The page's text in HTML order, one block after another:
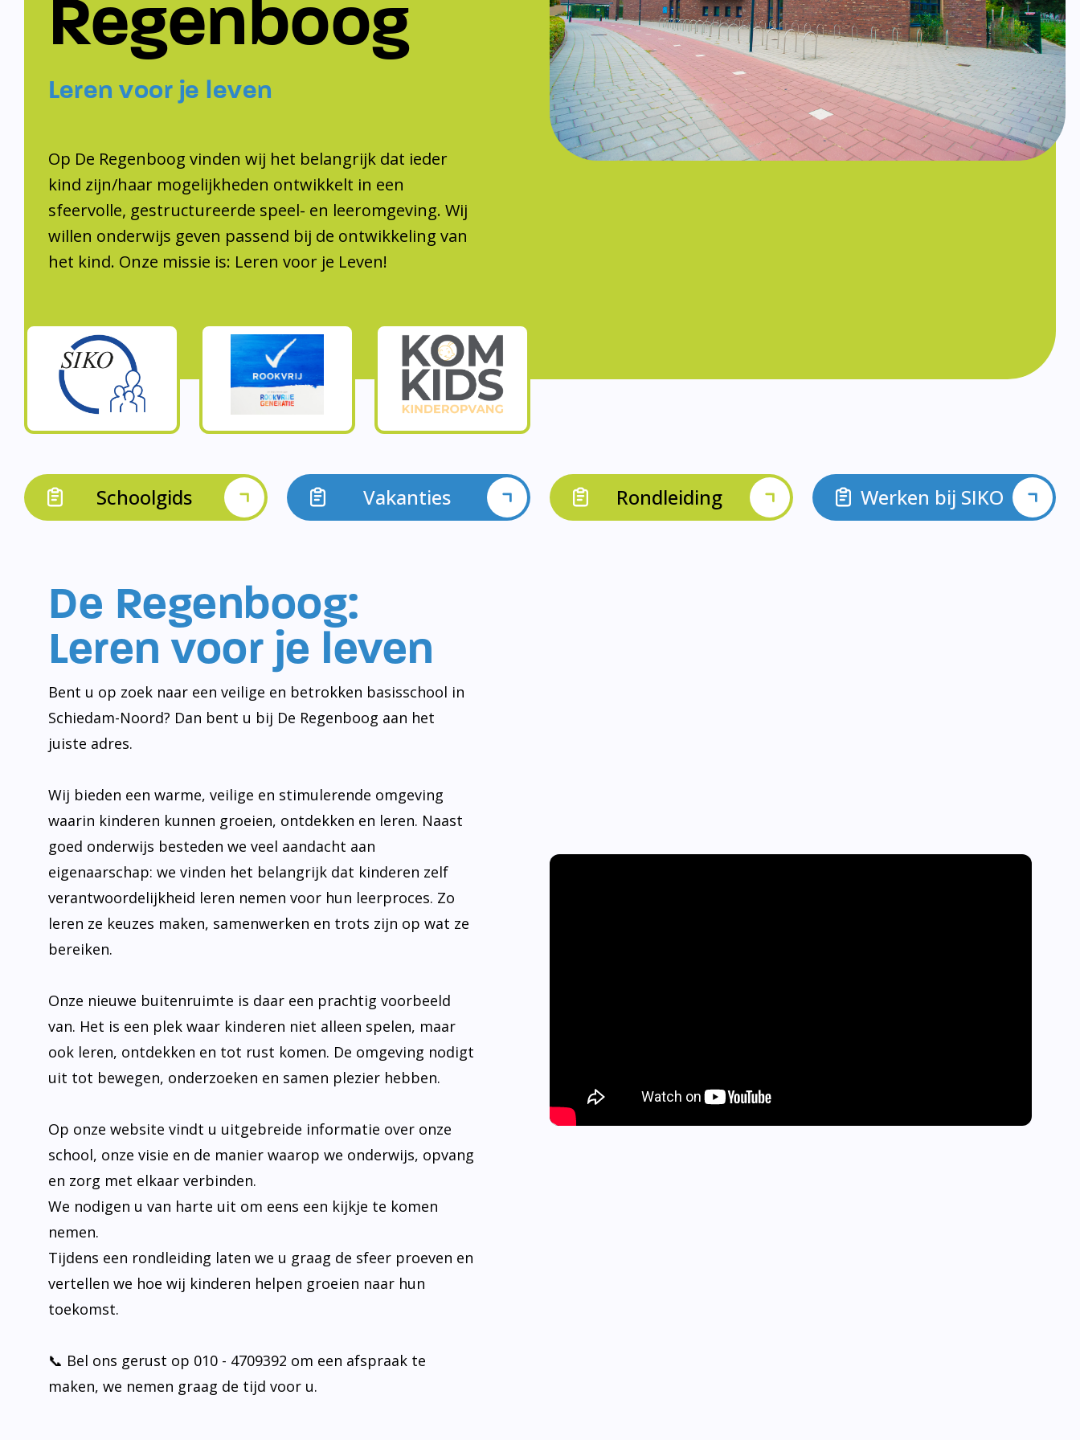
Regenboog
Leren voor je leven
Op De Regenboog vinden wij het belangrijk dat ieder
kind zijn/haar mogelijkheden ontwikkelt in een
sfeervolle, gestructureerde speel- en leeromgeving. Wij
willen onderwijs geven passend bij de ontwikkeling van
het kind. Onze missie is: Leren voor je Leven!
Schoolgids Vakanties Rondleiding Werken bij SIKO
De Regenboog:
Leren voor je leven
Bent u op zoek naar een veilige en betrokken basisschool in
Schiedam-Noord? Dan bent u bij De Regenboog aan het
juiste adres.
Wij bieden een warme, veilige en stimulerende omgeving
waarin kinderen kunnen groeien, ontdekken en leren. Naast
goed onderwijs besteden we veel aandacht aan
eigenaarschap: we vinden het belangrijk dat kinderen zelf
verantwoordelijkheid leren nemen voor hun leerproces. Zo
leren ze keuzes maken, samenwerken en trots zijn op wat ze
bereiken.
Onze nieuwe buitenruimte is daar een prachtig voorbeeld
van. Het is een plek waar kinderen niet alleen spelen, maar
ook leren, ontdekken en tot rust komen. De omgeving nodigt
uit tot bewegen, onderzoeken en samen plezier hebben.
Op onze website vindt u uitgebreide informatie over onze
school, onze visie en de manier waarop we onderwijs, opvang
en zorg met elkaar verbinden.
We nodigen u van harte uit om eens een kijkje te komen
nemen.
Tijdens een rondleiding laten we u graag de sfeer proeven en
vertellen we hoe wij kinderen helpen groeien naar hun
toekomst.
📞 Bel ons gerust op 010 - 4709392 om een afspraak te
maken, we nemen graag de tijd voor u.